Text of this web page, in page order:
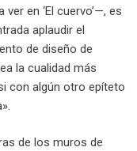
en ‘El cuervo’—, es
aplaudir el
de diseño de
la cualidad más
con algún otro epíteto
de los muros de